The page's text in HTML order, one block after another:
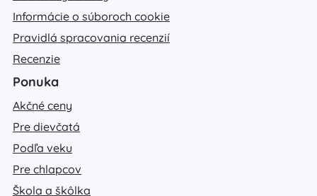
Informácie o súboroch cookie
Pravidlá spracovania recenzií
Recenzie
Ponuka
Akčné ceny
Pre dievčatá
Podľa veku
Pre chlapcov
Škola a škôlka